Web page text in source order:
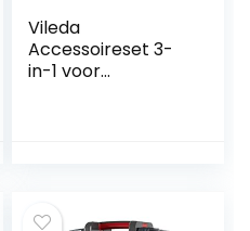
Vileda
Accessoireset 3-
in-1 voor